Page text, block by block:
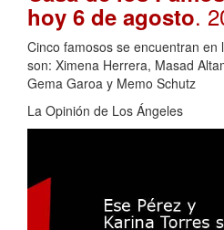
hoy 6 de agosto.
Cinco famosos se encuentran en
son: Ximena Herrera, Masad
Gema Garoa y Memo Schutz
La Opinión de Los Ángeles